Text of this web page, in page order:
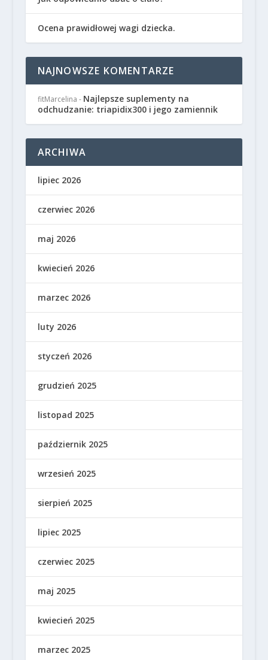
Ocena prawidłowej wagi dziecka.
NAJNOWSZE KOMENTARZE
fitMarcelina - Najlepsze suplementy na
odchudzanie: triapidix300 i jego zamiennik
ARCHIWA
lipiec 2026
czerwiec 2026
maj 2026
kwiecień 2026
marzec 2026
luty 2026
styczeń 2026
grudzień 2025
listopad 2025
październik 2025
wrzesień 2025
sierpień 2025
lipiec 2025
czerwiec 2025
maj 2025
kwiecień 2025
marzec 2025